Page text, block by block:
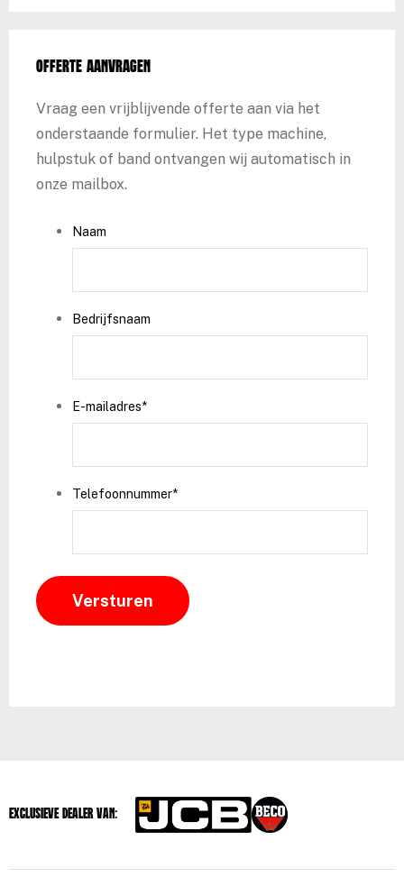
Offerte aanvragen
Vraag een vrijblijvende offerte aan via het
onderstaande formulier. Het type machine,
hulpstuk of band ontvangen wij automatisch in
onze mailbox.
Naam
Bedrijfsnaam
E-mailadres*
Telefoonnummer*
Exclusieve dealer van: